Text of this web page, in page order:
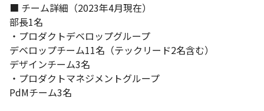
■ チーム詳細（2023年4月現在）
部長1名
・プロダクトデベロップグループ
デベロップチーム11名（テックリード2名含む）
デザインチーム3名
・プロダクトマネジメントグループ
PdMチーム3名